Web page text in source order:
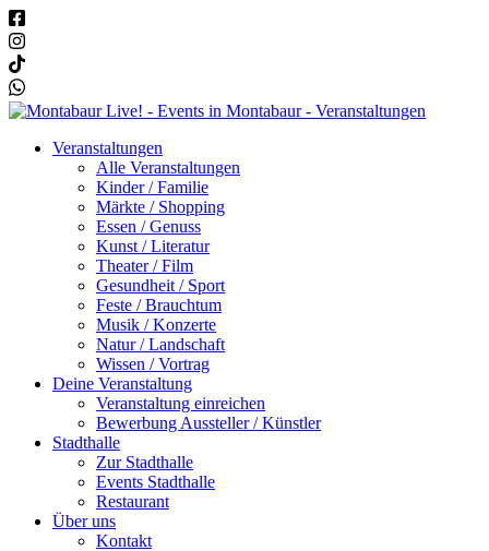
Veranstaltungen
Alle Veranstaltungen
Kinder / Familie
Märkte / Shopping
Essen / Genuss
Kunst / Literatur
Theater / Film
Gesundheit / Sport
Feste / Brauchtum
Musik / Konzerte
Natur / Landschaft
Wissen / Vortrag
Deine Veranstaltung
Veranstaltung einreichen
Bewerbung Aussteller / Künstler
Stadthalle
Zur Stadthalle
Events Stadthalle
Restaurant
Über uns
Kontakt